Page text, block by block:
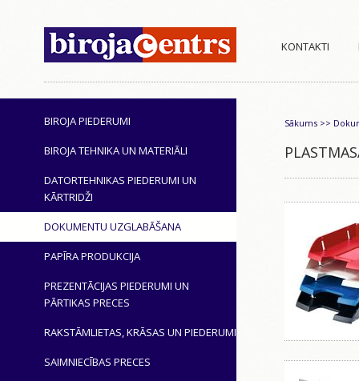
KONTAKTI
BIROJA PIEDERUMI
BIROJA TEHNIKA UN MATERIĀLI
DATORTEHNIKAS PIEDERUMI UN
KĀRTRIDŽI
DOKUMENTU UZGLABĀŠANA
PAPĪRA PRODUKCIJA
PREZENTĀCIJAS PIEDERUMI UN
PĀRTIKAS PRECES
RAKSTĀMLIETAS, KRĀSAS UN PIEDERUMI
SAIMNIECĪBAS PRECES
Sākums >>